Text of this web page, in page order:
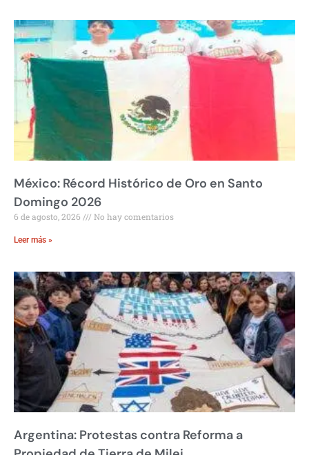
México: Récord Histórico de Oro en Santo
Domingo 2026
6 de agosto, 2026 No hay comentarios
Leer más »
Argentina: Protestas contra Reforma a